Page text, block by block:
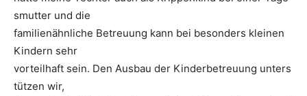
smutter und die
familienähnliche Betreuung kann bei besonders kleinen
Kindern sehr
vorteilhaft sein. Den Ausbau der Kinderbetreuung unters
tützen wir,